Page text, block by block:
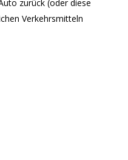
zurück (oder diese
Verkehrsmitteln